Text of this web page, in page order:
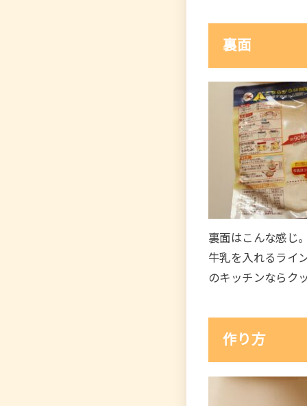
裏面
裏面はこんな感じ
牛乳を入れるライ
のキッチンならク
作り方